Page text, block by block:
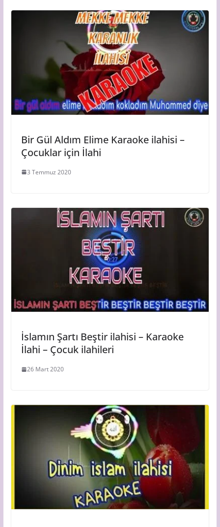
Bir Gül Aldım Elime Karaoke ilahisi –
Çocuklar için İlahi
3 Temmuz 2020
İslamın Şartı Beştir ilahisi – Karaoke
İlahi – Çocuk ilahileri
26 Mart 2020